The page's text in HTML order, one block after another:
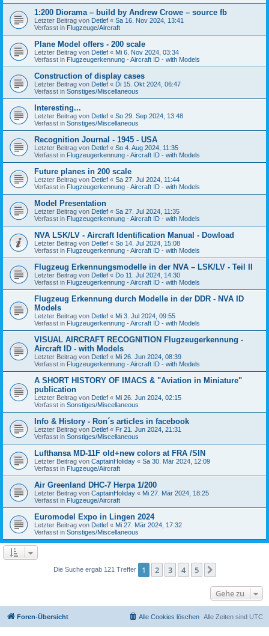
1:200 Diorama – build by Andrew Crowe – source fb
Letzter Beitrag von Detlef « Sa 16. Nov 2024, 13:41
Verfasst in Flugzeuge/Aircraft
Plane Model offers - 200 scale
Letzter Beitrag von Detlef « Mi 6. Nov 2024, 03:34
Verfasst in Flugzeugerkennung - Aircraft ID - with Models
Construction of display cases
Letzter Beitrag von Detlef « Di 15. Okt 2024, 06:47
Verfasst in Sonstiges/Miscellaneous
Interesting...
Letzter Beitrag von Detlef « So 29. Sep 2024, 13:48
Verfasst in Sonstiges/Miscellaneous
Recognition Journal - 1945 - USA
Letzter Beitrag von Detlef « So 4. Aug 2024, 11:35
Verfasst in Flugzeugerkennung - Aircraft ID - with Models
Future planes in 200 scale
Letzter Beitrag von Detlef « Sa 27. Jul 2024, 11:44
Verfasst in Flugzeugerkennung - Aircraft ID - with Models
Model Presentation
Letzter Beitrag von Detlef « Sa 27. Jul 2024, 11:35
Verfasst in Flugzeugerkennung - Aircraft ID - with Models
NVA LSK/LV - Aircraft Identification Manual - Dowload
Letzter Beitrag von Detlef « So 14. Jul 2024, 15:08
Verfasst in Flugzeugerkennung - Aircraft ID - with Models
Flugzeug Erkennungsmodelle in der NVA – LSK/LV - Teil II
Letzter Beitrag von Detlef « Do 11. Jul 2024, 14:30
Verfasst in Flugzeugerkennung - Aircraft ID - with Models
Flugzeug Erkennung durch Modelle in der DDR - NVA ID
Models
Letzter Beitrag von Detlef « Mi 3. Jul 2024, 09:55
Verfasst in Flugzeugerkennung - Aircraft ID - with Models
VISUAL AIRCRAFT RECOGNITION Flugzeugerkennung -
Aircraft ID - with Models
Letzter Beitrag von Detlef « Mi 26. Jun 2024, 08:39
Verfasst in Flugzeugerkennung - Aircraft ID - with Models
A SHORT HISTORY OF IMACS & "Aviation in Miniature"
publication
Letzter Beitrag von Detlef « Mi 26. Jun 2024, 02:15
Verfasst in Sonstiges/Miscellaneous
Info & History - Ron´s articles in facebook
Letzter Beitrag von Detlef « Fr 21. Jun 2024, 21:31
Verfasst in Sonstiges/Miscellaneous
Lufthansa MD-11F old+new colors at FRA /SIN
Letzter Beitrag von CaptainHoliday « Sa 30. Mär 2024, 12:09
Verfasst in Flugzeuge/Aircraft
Air Greenland DHC-7 Herpa 1/200
Letzter Beitrag von CaptainHoliday « Mi 27. Mär 2024, 18:25
Verfasst in Flugzeuge/Aircraft
Euromodel Expo in Lingen 2024
Letzter Beitrag von Detlef « Mi 27. Mär 2024, 17:32
Verfasst in Sonstiges/Miscellaneous
Die Suche ergab 121 Treffer 1 2 3 4 5
Gehe zu
Foren-Übersicht Alle Zeiten sind UTC
Alle Cookies löschen